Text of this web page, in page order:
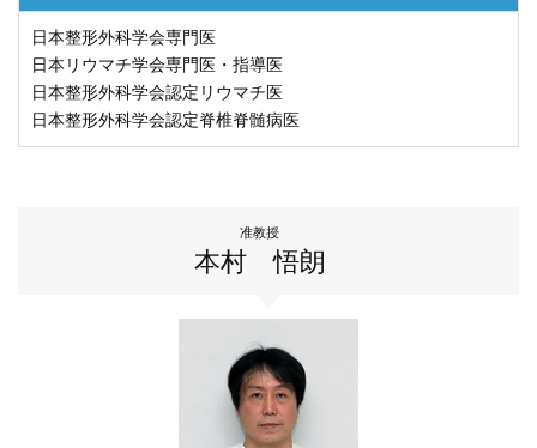
〒812-8582 福岡市東区馬出3-1-1
TEL.092-642-5163
初 診／8：30～11：00
（自動再来受付機）
（窓口受付）
休診日／土・日・祝日、年末年始
※九州大学病院は敷地内全面禁煙です
日本整形外科学会専門医
日本リウマチ学会専門医・指導医
日本整形外科学会認定リウマチ医
日本整形外科学会認定脊椎脊髄病医
准教授
本村 悟朗